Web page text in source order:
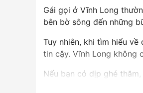
Gái gọi ở Vĩnh Long
bên bờ sông đến những
Tuy nhiên, khi tìm hiểu
tin cậy. Vĩnh Long không
Nếu bạn có dịp ghé